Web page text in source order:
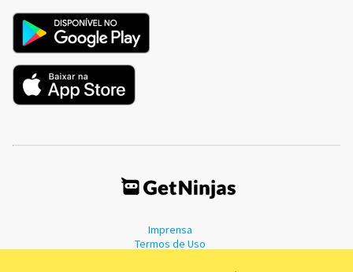
Imprensa
Termos de Uso